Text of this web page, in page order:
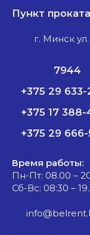
Пункт
г. Минск
7944
+375 29 633-
+375 17
+375 29
Время работы:
Пн-Пт: 08.00 –
Сб-Вс: 08:30 –